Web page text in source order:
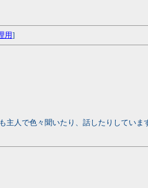
用]
人で色々聞いたり、話したりしてい